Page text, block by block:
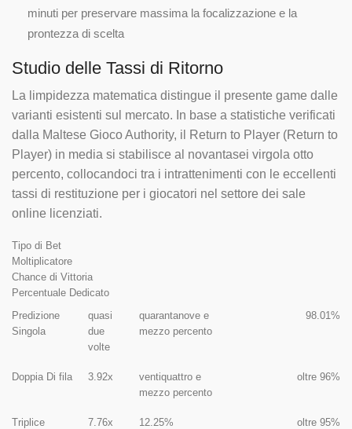
minuti per preservare massima la focalizzazione e la
prontezza di scelta
Studio delle Tassi di Ritorno
La limpidezza matematica distingue il presente game dalle
varianti esistenti sul mercato. In base a statistiche verificati
dalla Maltese Gioco Authority, il Return to Player (Return to
Player) in media si stabilisce al novantasei virgola otto
percento, collocandoci tra i intrattenimenti con le eccellenti
tassi di restituzione per i giocatori nel settore dei sale
online licenziati.
Tipo di Bet
Moltiplicatore
Chance di Vittoria
Percentuale Dedicato
Predizione
Singola
quasi
due
volte
quarantanove e
mezzo percento
98.01%
Doppia Di fila 3.92x
ventiquattro e
mezzo percento
oltre 96%
Triplice
7.76x 12.25% oltre 95%